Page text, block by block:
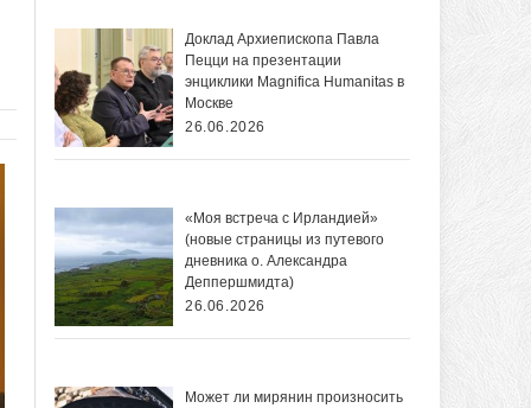
Доклад Архиепископа Павла
Пецци на презентации
энциклики Magnifica Нumanitas в
Москве
26.06.2026
«Моя встреча с Ирландией»
(новые страницы из путевого
дневника о. Александра
Деппершмидта)
26.06.2026
Может ли мирянин произносить